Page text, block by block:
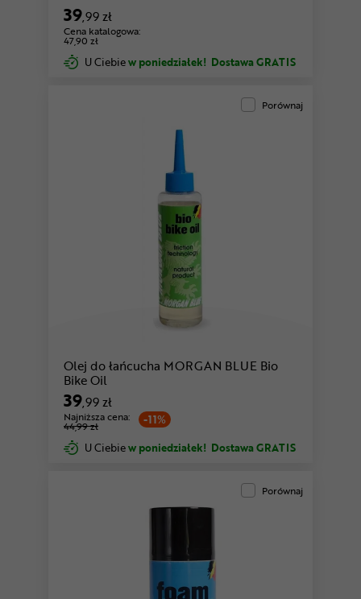
39,99 zł
Cena katalogowa:
47,90 zł
U Ciebiew poniedziałek! Dostawa GRATIS
Porównaj
Olej do łańcucha MORGAN BLUE Bio
Bike Oil
39,99 zł
-11%
Najniższa cena:
44,99 zł
U Ciebiew poniedziałek! Dostawa GRATIS
Porównaj